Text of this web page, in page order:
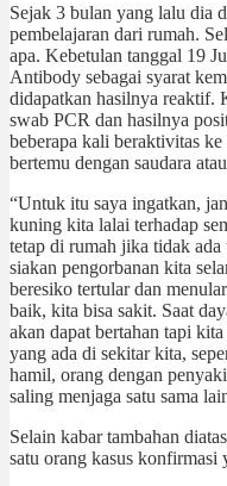
Sejak 3 bulan yang lalu dia
pembelajaran dari rumah.
apa. Kebetulan tanggal 19
Antibody sebagai syarat
didapatkan hasilnya reaktif.
swab PCR dan hasilnya
beberapa kali beraktivitas
bertemu dengan saudara
“Untuk itu saya ingatkan,
kuning kita lalai terhadap
tetap di rumah jika tidak ada
siakan pengorbanan kita
beresiko tertular dan
baik, kita bisa sakit. Saat
akan dapat bertahan tapi
yang ada di sekitar kita,
hamil, orang dengan
saling menjaga satu sama
Selain kabar tambahan
satu orang kasus konfirmasi